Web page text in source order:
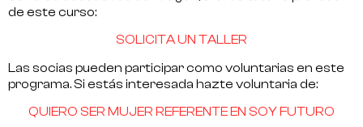
de este curso:
SOLICITA UN TALLER
Las socias pueden participar como voluntarias en este
programa. Si estás interesada hazte voluntaria de:
QUIERO SER MUJER REFERENTE EN SOY FUTURO